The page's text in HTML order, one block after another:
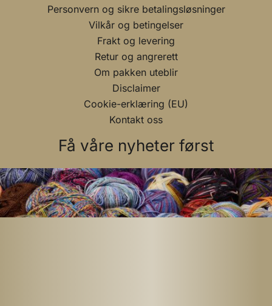
Personvern og sikre betalingsløsninger
Vilkår og betingelser
Frakt og levering
Retur og angrerett
Om pakken uteblir
Disclaimer
Cookie-erklæring (EU)
Kontakt oss
Få våre nyheter først